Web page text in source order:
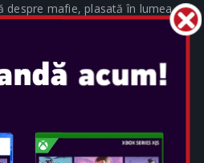
despre mafie, plasată în lumea
acest joc captivant de acțiune-
plasat într-o epocă
o viață mai bună. După o
forțată, este gata să riște totul